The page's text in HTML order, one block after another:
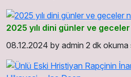
2025 yılı dini günler ve
08.12.2024 by admin 2 dk okuma